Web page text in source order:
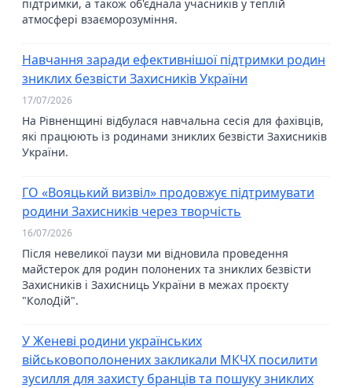
підтримки, а також об'єднала учасників у теплій
атмосфері взаєморозуміння.
Навчання заради ефективнішої підтримки родин
зниклих безвісти Захисників України
17/07/2026
На Рівненщині відбулася навчальна сесія для фахівців,
які працюють із родинами зниклих безвісти Захисників
України.
ГО «Вояцький визвіл» продовжує підтримувати
родини Захисників через творчість
16/07/2026
Після невеликої паузи ми відновила проведення
майстерок для родин полонених та зниклих безвісти
Захисників і Захисниць України в межах проєкту
"КолоДій".
У Женеві родини українських
військовополонених закликали МКЧХ посилити
зусилля для захисту бранців та пошуку зниклих